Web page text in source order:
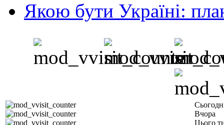
Якою бути Україні:
Вчора
Цього